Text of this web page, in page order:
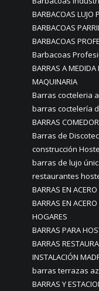
BARBACOAS LUJO
BARBACOAS
BARBACOAS
Barbacoas
BARRAS A
MAQUINARIA
Barras cocteleria
barras coctelería
BARRAS
Barras de
construcción
barras de lujo
restaurantes
BARRAS EN
BARRAS EN
HOGARES
BARRAS PARA
BARRAS
INSTALACIÓN
barras terrazas
BARRAS Y